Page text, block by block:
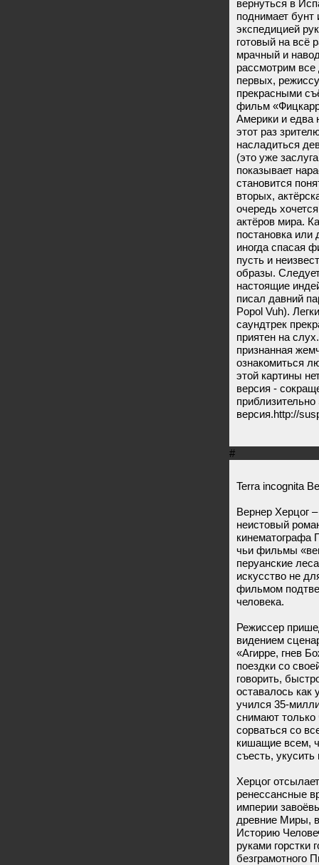
вернуться в
поднимает бунт
экспедицией
готовый на всё
мрачный и
рассмотрим все
первых,
прекрасными
фильм
Америки и едва
этот раз
насладиться
(это уже
показывает
становится
вторых,
очередь
актёров мира.
постановка или
иногда спасая
пусть и
образы.
настоящие
писал давний
Popol Vuh).
саундтрек
приятен на
признанная
ознакомиться
этой картины
версия -
версия.http://
#
Terra incognita
Вернер Херцог
неистовый
кинематографа
чьи фильмы
перуанские
искусство не
фильмом
человека.
Режиссер
видением
«Агирре, гнев
поездки со
говорить,
оставалось как
учился 35-
снимают только
сорваться со
кишащие всем,
съесть, укусить
Херцог
ренессансные
империи
древние Миры,
Историю
руками горстки
безграмотного